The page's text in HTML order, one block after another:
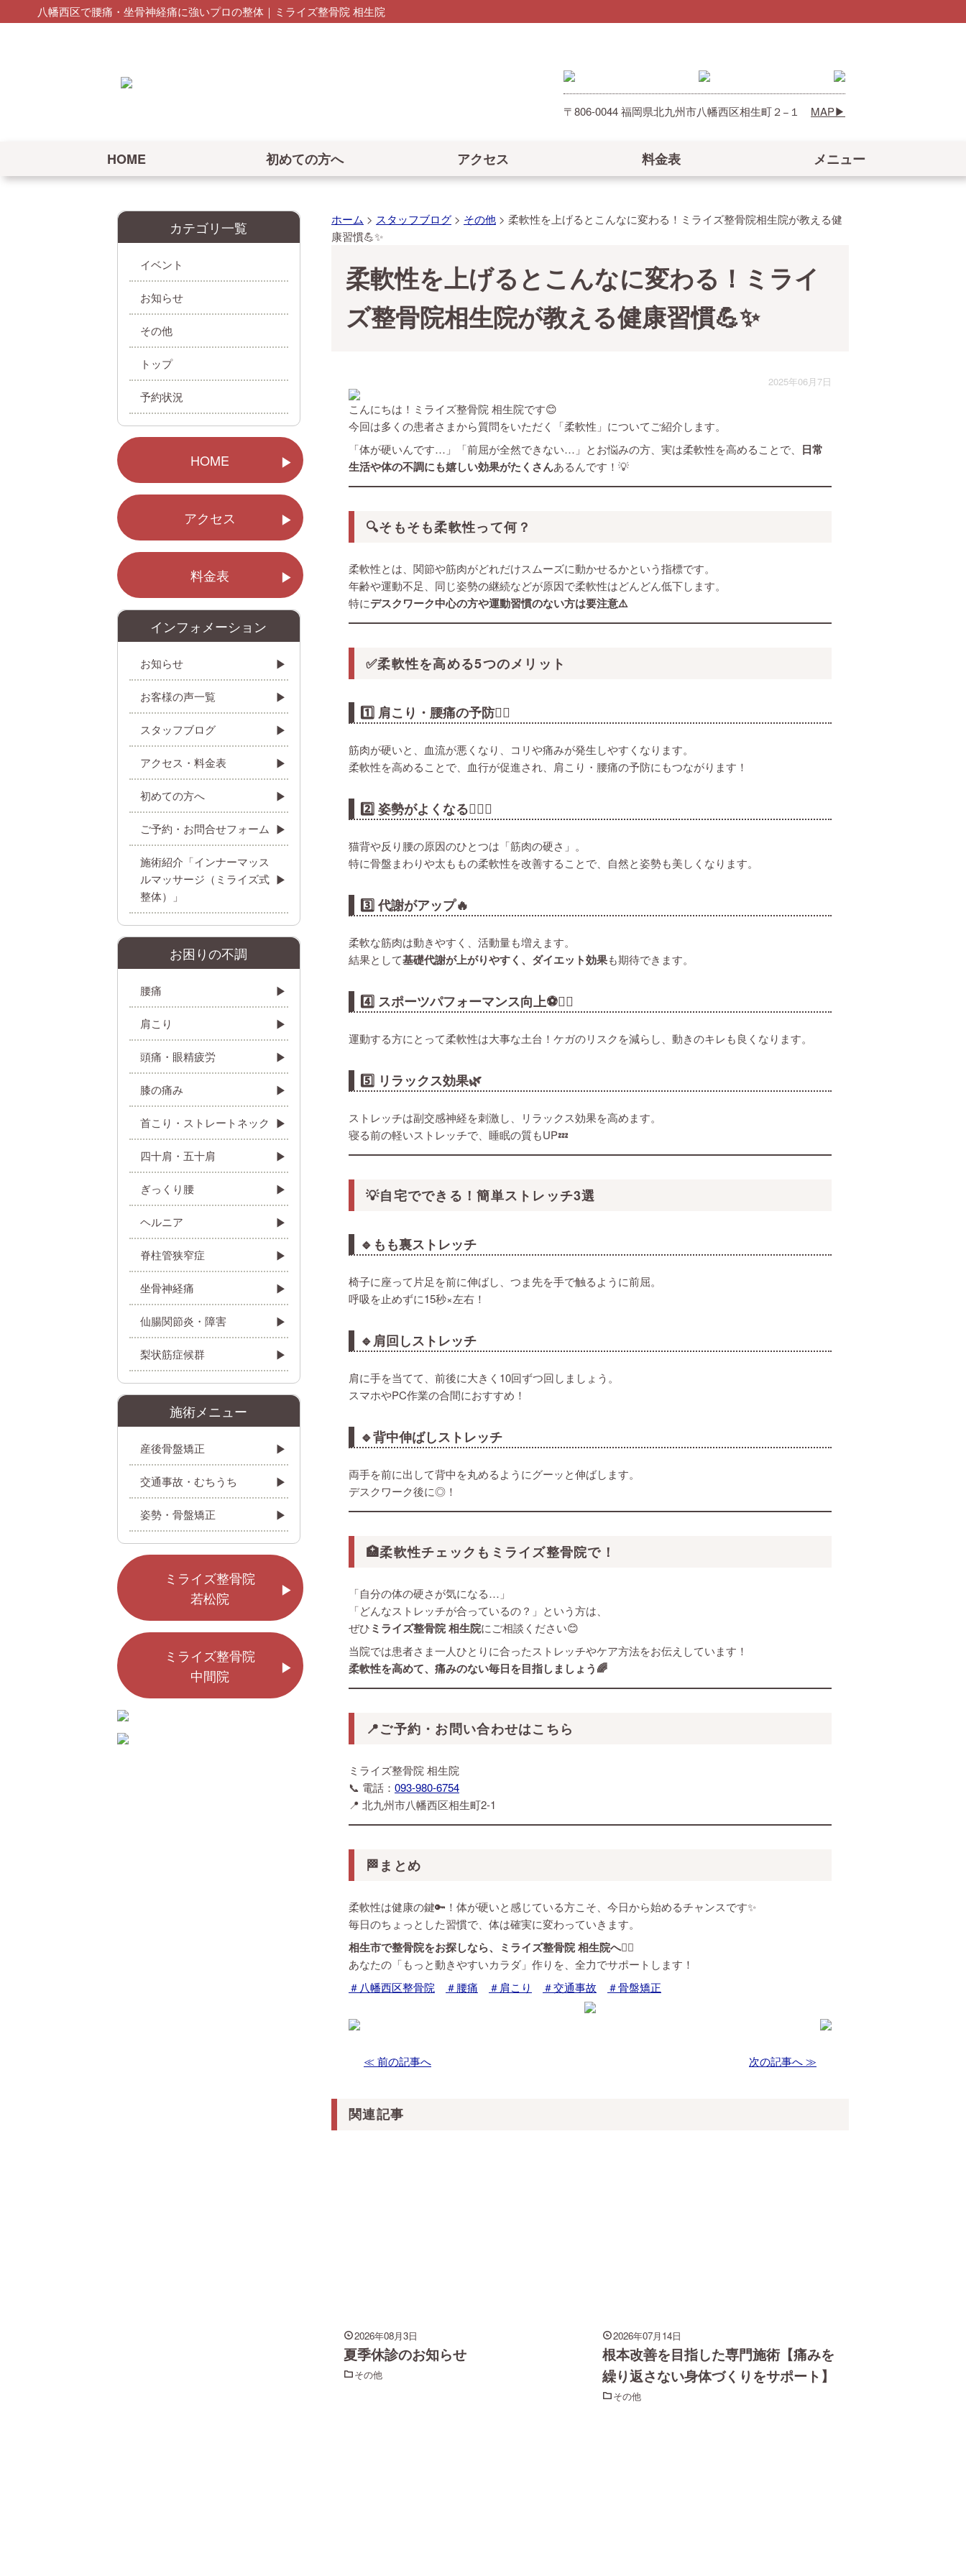
八幡西区で腰痛・坐骨神経痛に強いプロの整体｜ミライズ整骨院 相生院
〒806-0044 福岡県北九州市八幡西区相生町２−１ MAP
HOME 初めての方へ アクセス 料金表 メニュー
ホーム > スタッフブログ > その他 > 柔軟性を上げるとこんなに変わる！ミライズ整骨院相生院が教える健
康習慣💪✨
柔軟性を上げるとこんなに変わる！ミライ
ズ整骨院相生院が教える健康習慣💪✨
2025年06月7日
こんにちは！ミライズ整骨院 相生院です😊
今回は多くの患者さまから質問をいただく「柔軟性」についてご紹介します。
「体が硬いんです…」「前屈が全然できない…」とお悩みの方、実は柔軟性を高めることで、 日常
生活や体の不調にも嬉しい効果がたくさんあるんです！💡
🔍そもそも柔軟性って何？
柔軟性とは、関節や筋肉がどれだけスムーズに動かせるかという指標です。
年齢や運動不足、同じ姿勢の継続などが原因で柔軟性はどんどん低下します。
特にデスクワーク中心の方や運動習慣のない方は要注意⚠️
✅柔軟性を高める5つのメリット
1️⃣ 肩こり・腰痛の予防🧘‍♂️
筋肉が硬いと、血流が悪くなり、コリや痛みが発生しやすくなります。
柔軟性を高めることで、血行が促進され、肩こり・腰痛の予防にもつながります！
2️⃣ 姿勢がよくなる🧍‍♀️✨
猫背や反り腰の原因のひとつは「筋肉の硬さ」。
特に骨盤まわりや太ももの柔軟性を改善することで、自然と姿勢も美しくなります。
3️⃣ 代謝がアップ🔥
柔軟な筋肉は動きやすく、活動量も増えます。
結果として基礎代謝が上がりやすく、ダイエット効果も期待できます。
4️⃣ スポーツパフォーマンス向上⚽🏃‍♀️
運動する方にとって柔軟性は大事な土台！ケガのリスクを減らし、動きのキレも良くなります。
5️⃣ リラックス効果🌿
ストレッチは副交感神経を刺激し、リラックス効果を高めます。
寝る前の軽いストレッチで、睡眠の質もUP💤
💡自宅でできる！簡単ストレッチ3選
🔹もも裏ストレッチ
椅子に座って片足を前に伸ばし、つま先を手で触るように前屈。
呼吸を止めずに15秒×左右！
🔹肩回しストレッチ
肩に手を当てて、前後に大きく10回ずつ回しましょう。
スマホやPC作業の合間におすすめ！
🔹背中伸ばしストレッチ
両手を前に出して背中を丸めるようにグーッと伸ばします。
デスクワーク後に◎！
🏥柔軟性チェックもミライズ整骨院で！
「自分の体の硬さが気になる…」
「どんなストレッチが合っているの？」という方は、
ぜひミライズ整骨院 相生院にご相談ください😊
当院では患者さま一人ひとりに合ったストレッチやケア方法をお伝えしています！
柔軟性を高めて、痛みのない毎日を目指しましょう🌈
📍ご予約・お問い合わせはこちら
ミライズ整骨院 相生院
📞 電話： 093-980-6754
📍 北九州市八幡西区相生町2-1
🏁まとめ
柔軟性は健康の鍵🔑！体が硬いと感じている方こそ、今日から始めるチャンスです✨
毎日のちょっとした習慣で、体は確実に変わっていきます。
相生市で整骨院をお探しなら、ミライズ整骨院 相生院へ💁‍♂️
あなたの「もっと動きやすいカラダ」作りを、全力でサポートします！
＃八幡西区整骨院
＃腰痛 ＃肩こり ＃交通事故 ＃骨盤矯正
≪ 前の記事へ 次の記事へ ≫
関連記事
2026年08月3日
夏季休診のお知らせ
その他
2026年07月14日
根本改善を目指した専門施術【痛みを
繰り返さない身体づくりをサポート】
その他
カテゴリ一覧
イベント
お知らせ
その他
トップ
予約状況
HOME
アクセス
料金表
インフォメーション
お知らせ
お客様の声一覧
スタッフブログ
アクセス・料金表
初めての方へ
ご予約・お問合せフォーム
施術紹介「インナーマッス
ルマッサージ（ミライズ式
整体）」
お困りの不調
腰痛
肩こり
頭痛・眼精疲労
膝の痛み
首こり・ストレートネック
四十肩・五十肩
ぎっくり腰
ヘルニア
脊柱管狭窄症
坐骨神経痛
仙腸関節炎・障害
梨状筋症候群
施術メニュー
産後骨盤矯正
交通事故・むちうち
姿勢・骨盤矯正
ミライズ整骨院
若松院
ミライズ整骨院
中間院